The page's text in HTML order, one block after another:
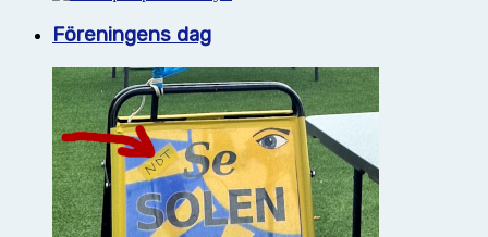
Föreningens dag